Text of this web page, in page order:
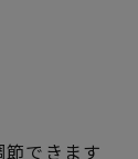
節できます